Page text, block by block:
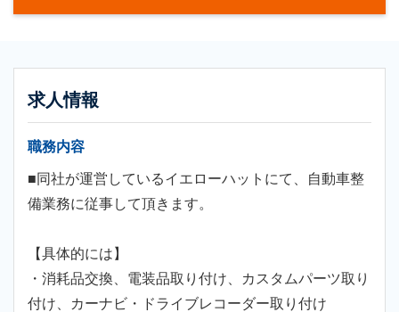
求人情報
職務内容
■同社が運営しているイエローハットにて、自動車整
備業務に従事して頂きます。
【具体的には】
・消耗品交換、電装品取り付け、カスタムパーツ取り
付け、カーナビ・ドライブレコーダー取り付け